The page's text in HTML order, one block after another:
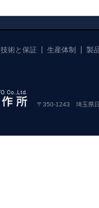
技術と保証 生産体制 製
〒350-1243 埼玉県